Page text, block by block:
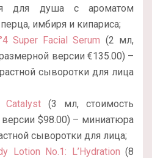
для душа с ароматом
имбиря и кипариса;
Super Facial Serum (2 мл,
версии €135.00) –
сыворотки для лица
Catalyst (3 мл, стоимость
$98.00) – миниатюра
сыворотки для лица;
Lotion No.1: L’Hydration (8